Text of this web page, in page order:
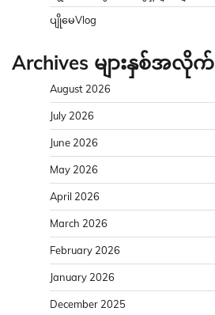
ပျိုမေVlog
Archives များနှစ်အလိုက်
August 2026
July 2026
June 2026
May 2026
April 2026
March 2026
February 2026
January 2026
December 2025